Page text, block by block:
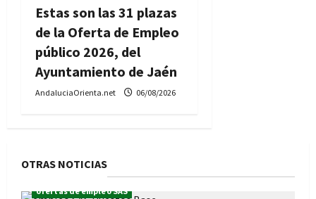
Estas son las 31 plazas
de la Oferta de Empleo
público 2026, del
Ayuntamiento de Jaén
AndaluciaOrienta.net 06/08/2026
OTRAS NOTICIAS
ofertas de empleo SAS